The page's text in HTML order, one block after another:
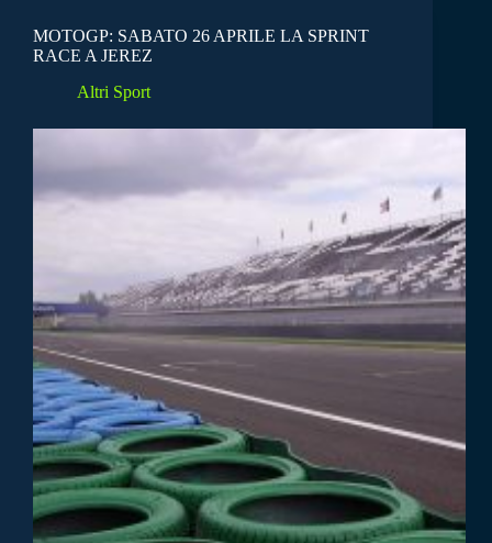
MOTOGP: SABATO 26 APRILE LA SPRINT
RACE A JEREZ
Altri Sport